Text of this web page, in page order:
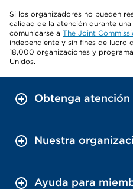
Si los organizadores no pueden
calidad de la atención durante
comunicarse a The Joint
independiente y sin fines de lucro
18,000 organizaciones y
Unidos.
Obtenga atención
Nuestra
Ayuda para